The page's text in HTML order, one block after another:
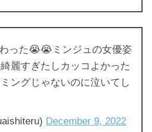
った😭😭ミンジュの女優姿
麗すぎたしカッコよかった
ングじゃないのに泣いてし
December 9, 2022